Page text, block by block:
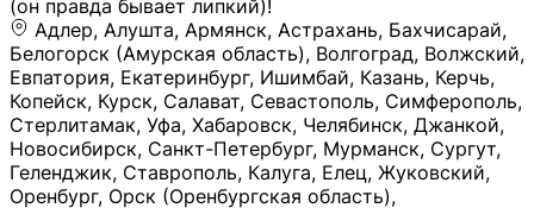
(он правда бывает липкий)!
Адлер, Алушта, Армянск, Астрахань, Бахчисарай,
Белогорск (Амурская область), Волгоград, Волжский,
Евпатория, Екатеринбург, Ишимбай, Казань, Керчь,
Копейск, Курск, Салават, Севастополь, Симферополь,
Стерлитамак, Уфа, Хабаровск, Челябинск, Джанкой,
Новосибирск, Санкт-Петербург, Мурманск, Сургут,
Геленджик, Ставрополь, Калуга, Елец, Жуковский,
Оренбург, Орск (Оренбургская область),